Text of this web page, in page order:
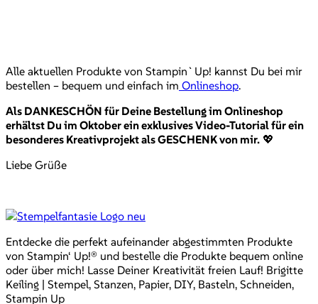
Alle aktuellen Produkte von Stampin`Up! kannst Du bei mir
bestellen – bequem und einfach im Onlineshop.
Als DANKESCHÖN für Deine Bestellung im Onlineshop
erhältst Du im Oktober ein exklusives Video-Tutorial für ein
besonderes Kreativprojekt als GESCHENK von mir. 💖
Liebe Grüße
Entdecke die perfekt aufeinander abgestimmten Produkte
von Stampin‘ Up!® und bestelle die Produkte bequem online
oder über mich! Lasse Deiner Kreativität freien Lauf! Brigitte
Keiling | Stempel, Stanzen, Papier, DIY, Basteln, Schneiden,
Stampin Up